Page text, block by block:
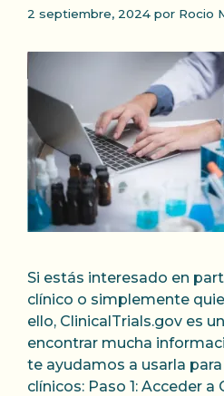
2 septiembre, 2024 por Rocio
Si estás interesado en
clínico o simplemente
ello, ClinicalTrials.gov es
encontrar mucha
te ayudamos a usarla
clínicos: Paso 1: Acceder a